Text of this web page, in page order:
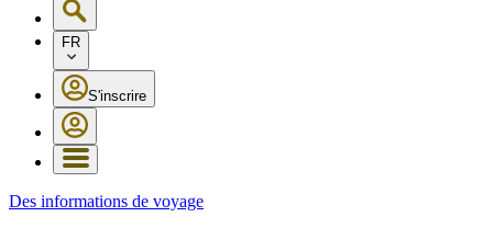
FR
S'inscrire
Des informations de voyage